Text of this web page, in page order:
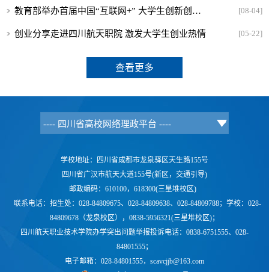
教育部举办首届中国“互联网+” 大学生创新创业大赛的通知 [08-04]
创业分享走进四川航天职院 激发大学生创业热情 [05-22]
查看更多
学校地址：四川省成都市龙泉驿区天生路155号
四川省广汉市航天大道155号(新区，交通引导)
邮政编码：610100，618300(三星堆校区)
联系电话： 招生处：028-84809675、028-84809638、028-84809788；学校： 028-
84809678（龙泉校区），0838-5956321(三星堆校区)；
四川航天职业技术学院办学突出问题举报投诉电话：0838-6751555、028-
84801555；
电子邮箱：028-84801555，scavcjjb@163.com